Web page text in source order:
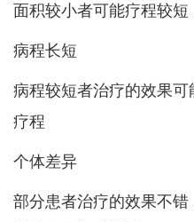
面积较小者可能疗程较短
病程长短
病程较短者治疗的效果
疗程
个体差异
部分患者治疗的效果不